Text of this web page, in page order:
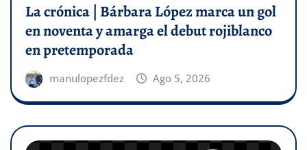
La crónica | Bárbara López marca un gol
en noventa y amarga el debut rojiblanco
en pretemporada
manulopezfdez Ago 5, 2026